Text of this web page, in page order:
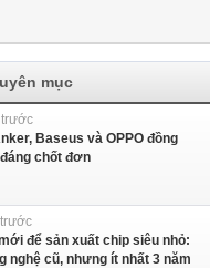
mục
Baseus và OPPO đồng
chốt đơn
để sản xuất chip siêu nhỏ:
nghệ cũ, nhưng ít nhất 3 năm